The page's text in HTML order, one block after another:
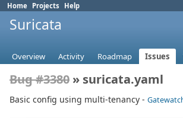
Home Projects Help
Suricata
Overview Activity Roadmap Issues
Bug #3380 » suricata.yaml
Basic config using multi-tenancy -